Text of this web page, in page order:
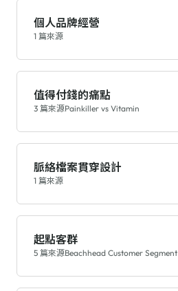
個人品牌經營
1 篇來源
值得付錢的痛點
3 篇來源Painkiller vs Vitamin
脈絡檔案貫穿設計
1 篇來源
起點客群
5 篇來源Beachhead Customer Segment